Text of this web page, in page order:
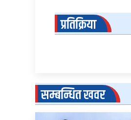
प्रतिक्रिया
सम्बन्धित खवर